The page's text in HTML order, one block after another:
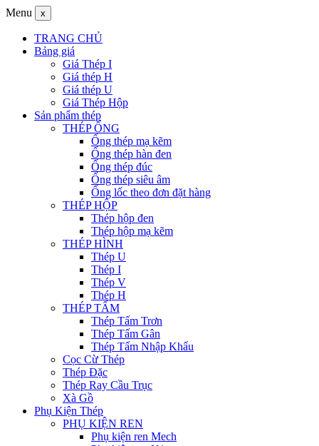
Menu x
TRANG CHỦ
Bảng giá
Giá Thép I
Giá thép H
Giá thép U
Giá Thép Hộp
Sản phẩm thép
THÉP ỐNG
Ống thép mạ kẽm
Ống thép hàn đen
Ống thép đúc
Ống thép siêu âm
Ống lốc theo đơn đặt hàng
THÉP HỘP
Thép hộp đen
Thép hộp mạ kẽm
THÉP HÌNH
Thép U
Thép I
Thép V
Thép H
THÉP TẤM
Thép Tấm Trơn
Thép Tấm Gân
Thép Tấm Nhập Khẩu
Cọc Cừ Thép
Thép Đặc
Thép Ray Cầu Trục
Xà Gồ
Phụ Kiện Thép
PHỤ KIỆN REN
Phụ kiện ren Mech